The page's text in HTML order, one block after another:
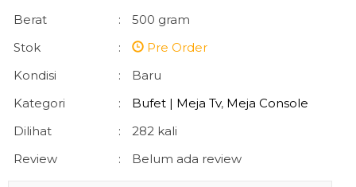
Berat
:
500 gram
Stok
:
Pre Order
Kondisi
:
Baru
Kategori
: Bufet | Meja Tv, Meja Console
Dilihat
:
282 kali
Review
: Belum ada review